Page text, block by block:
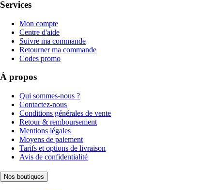
Services
Mon compte
Centre d'aide
Suivre ma commande
Retourner ma commande
Codes promo
À propos
Qui sommes-nous ?
Contactez-nous
Conditions générales de vente
Retour & remboursement
Mentions légales
Moyens de paiement
Tarifs et options de livraison
Avis de confidentialité
Nos boutiques